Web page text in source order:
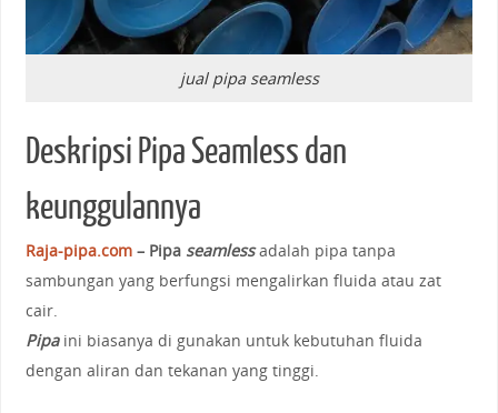
jual pipa seamless
Deskripsi Pipa Seamless dan
keunggulannya
Raja-pipa.com– Pipa seamlessadalah pipa tanpa
sambungan yang berfungsi mengalirkan fluida atau zat
cair.
Pipa ini biasanya di gunakan untuk kebutuhan fluida
dengan aliran dan tekanan yang tinggi.